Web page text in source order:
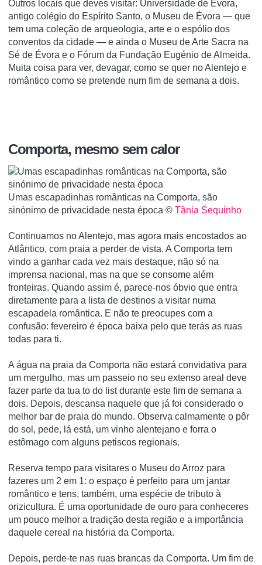
Outros locais que deves visitar: Universidade de Évora,
antigo colégio do Espírito Santo, o Museu de Évora — que
tem uma coleção de arqueologia, arte e o espólio dos
conventos da cidade — e ainda o Museu de Arte Sacra na
Sé de Évora e o Fórum da Fundação Eugénio de Almeida.
Muita coisa para ver, devagar, como se quer no Alentejo e
romântico como se pretende num fim de semana a dois.
Comporta, mesmo sem calor
Umas escapadinhas românticas na Comporta, são
sinónimo de privacidade nesta época © Tânia Sequinho
Continuamos no Alentejo, mas agora mais encostados ao
Atlântico, com praia a perder de vista. A Comporta tem
vindo a ganhar cada vez mais destaque, não só na
imprensa nacional, mas na que se consome além
fronteiras. Quando assim é, parece-nos óbvio que entra
diretamente para a lista de destinos a visitar numa
escapadela romântica. E não te preocupes com a
confusão: fevereiro é época baixa pelo que terás as ruas
todas para ti.
A água na praia da Comporta não estará convidativa para
um mergulho, mas um passeio no seu extenso areal deve
fazer parte da tua to do listdurante este fim de semana a
dois. Depois, descansa naquele que já foi considerado o
melhor bar de praia do mundo. Observa calmamente o pôr
do sol, pede, lá está, um vinho alentejano e forra o
estômago com alguns petiscos regionais.
Reserva tempo para visitares o Museu do Arroz para
fazeres um 2 em 1: o espaço é perfeito para um jantar
romântico e tens, também, uma espécie de tributo à
orizicultura. É uma oportunidade de ouro para conheceres
um pouco melhor a tradição desta região e a importância
daquele cereal na história da Comporta.
Depois, perde-te nas ruas brancas da Comporta. Um fim de